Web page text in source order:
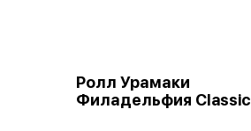
Ролл Урамаки
Филадельфия Classic